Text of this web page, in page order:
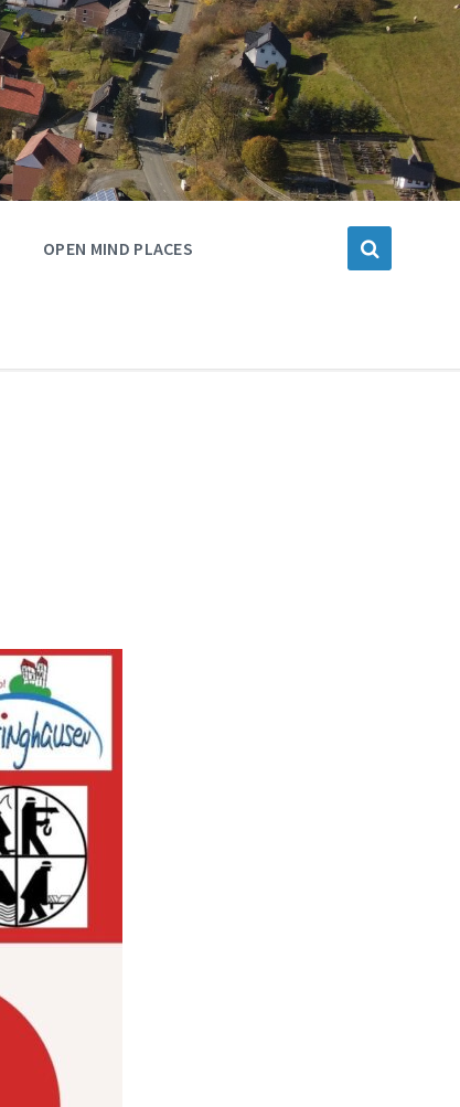
OPEN MIND PLACES